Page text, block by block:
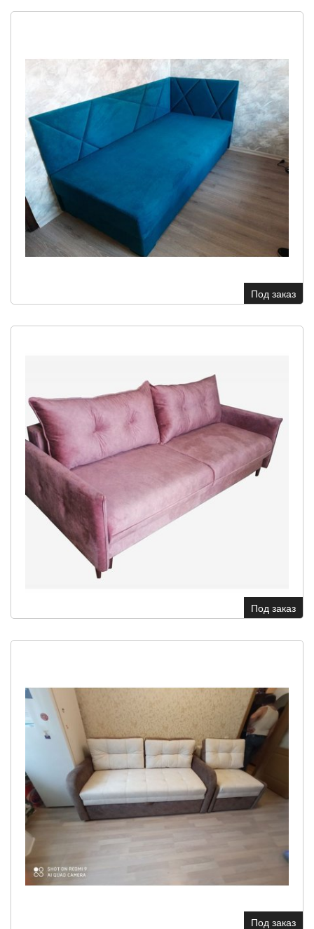
Под заказ
Под заказ
Под заказ